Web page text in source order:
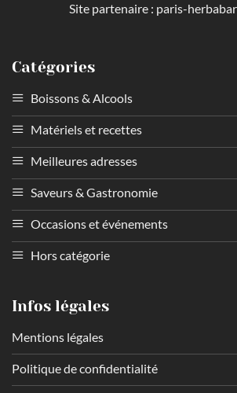
Site partenaire : paris-
Catégories
Boissons & Alcools
Matériels et recettes
Meilleures adresses
Saveurs & Gastronomie
Occasions et événements
Hors catégorie
Infos légales
Mentions légales
Politique de confidentialité